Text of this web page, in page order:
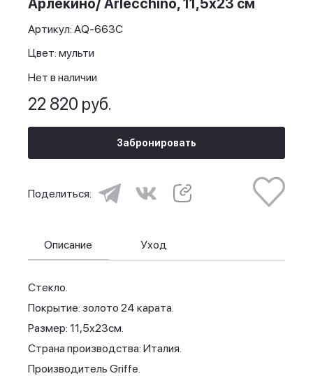
gallery
Арлекино/ Arlecchino, 11,5х23 см
Артикул: AQ-663C
Цвет: мульти
Нет в наличии
22 820 руб.
Забронировать
Поделиться:
Описание
Стекло.
Покрытие: золото 24 карата.
Размер: 11,5х23см.
Страна производства: Италия.
Производитель Griffe.
Уход